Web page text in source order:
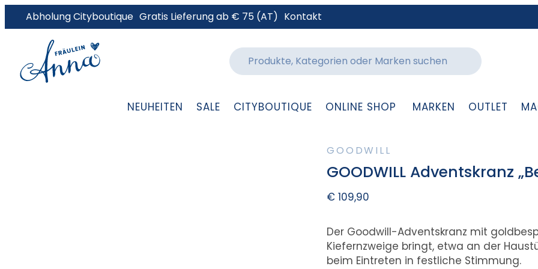
Abholung Cityboutique Gratis Lieferung ab € 75 (AT) Kontakt
NEUHEITEN SALE CITYBOUTIQUE ONLINE SHOP MARKEN OUTLET
GOODWILL
GOODWILL Adventskranz
€ 109,90
Der Goodwill-Adventskranz mit
Kiefernzweige bringt, etwa an der
beim Eintreten in festliche Stimmung.